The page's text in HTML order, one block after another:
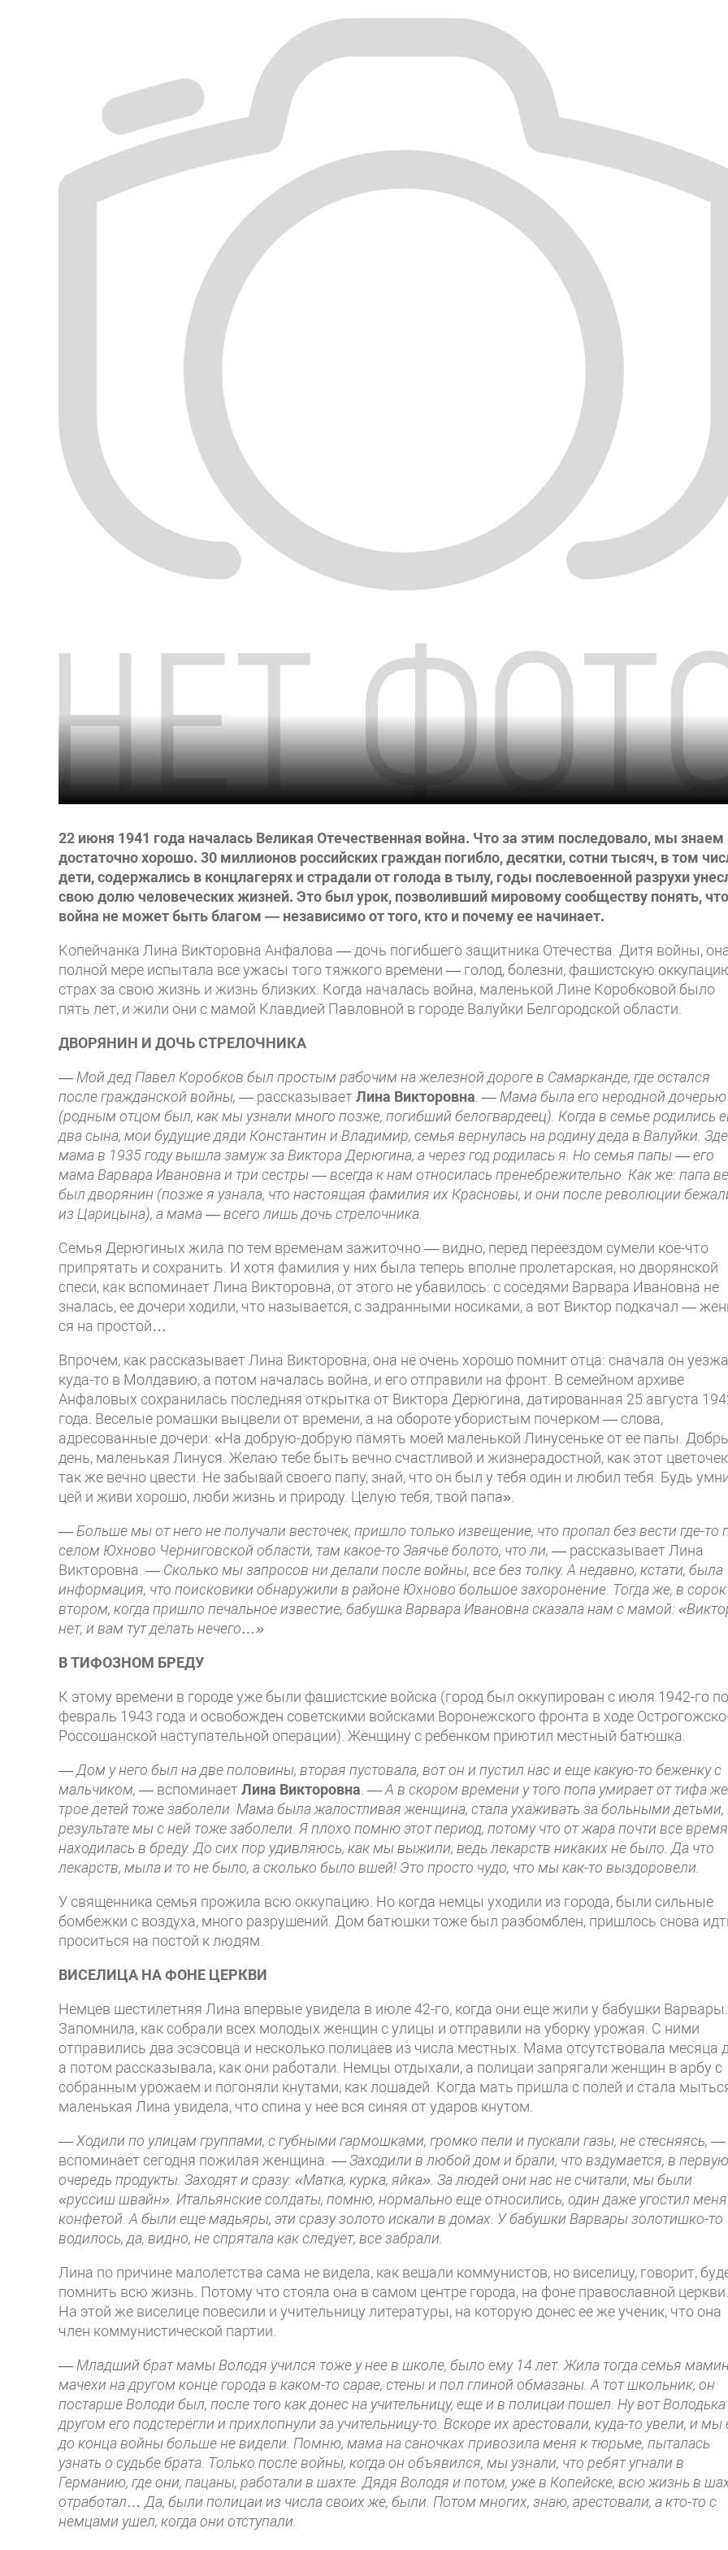
22 июня 1941 года началась Великая Отечественная война. Что за этим последовало, мы знаем
достаточно хорошо. 30 миллионов российских граждан погибло, десятки, сотни тысяч, в том
дети, содержались в концлагерях и страдали от голода в тылу, годы послевоенной разрухи
свою долю человече­ских жизней. Это был урок, позволивший мировому сообществу понять, что
война не может быть благом — независимо от того, кто и почему ее начинает.
Копейчанка Лина Викторовна Анфалова — дочь погибшего защитника Отечества. Дитя войны,
полной мере испытала все ужа­сы того тяжкого времени — голод, болезни, фашистскую
страх за свою жизнь и жизнь близких. Когда началась война, ма­ленькой Лине Коробковой было
пять лет, и жили они с мамой Клавдией Павловной в го­роде Валуйки Белгородской области.
ДВОРЯНИН И ДОЧЬ СТРЕЛОЧНИКА
—Мой дед Павел Коробков был простым рабочим на железной дороге в Самарканде, где остался
после гражданской войны, — рас­сказываетЛина Викторовна. —Мама была его неродной дочерью
(родным отцом был, как мы узнали много позже, погибший бело­гвардеец). Когда в семье родились
два сына, мои будущие дяди Константин и Вла­димир, семья вернулась на родину деда в Ва­луйки.
мама в 1935 году вышла замуж за Виктора Дерюгина, а через год родилась я. Но семья папы — его
мама Варвара Иванов­на и три сестры — всегда к нам относилась пренебрежительно. Как же: папа
был дворянин (позже я узнала, что настоящая фа­милия их Красновы, и они после революции
из Царицына), а мама — всего лишь дочь стрелочника.
Семья Дерюгиных жила по тем временам зажиточно — видно, перед переездом сумели кое-что
припрятать и сохранить. И хотя фа­милия у них была теперь вполне пролетар­ская, но дворянской
спеси, как вспоминает Лина Викторовна, от этого не убавилось: с соседями Варвара Ивановна не
зналась, ее дочери ходили, что называется, с задранны­ми носиками, а вот Виктор подкачал —
ся на простой…
Впрочем, как рассказывает Лина Вик­торовна, она не очень хорошо помнит отца: сначала он
куда-то в Молдавию, а потом началась война, и его отправили на фронт. В семейном архиве
Анфаловых со­хранилась последняя открытка от Виктора Дерюгина, датированная 25 августа
года. Веселые ромашки выцвели от вре­мени, а на обороте убористым почерком — слова,
адресованные дочери: «На добрую-добрую память моей маленькой Линусеньке от ее папы.
день, маленькая Линуся. Желаю тебе быть вечно счастливой и жизне­радостной, как этот
так же вечно цвести. Не забывай своего папу, знай, что он был у тебя один и любил тебя. Будь
цей и живи хорошо, люби жизнь и природу. Целую тебя, твой папа».
—Больше мы от него не получали весто­чек, пришло только извещение, что пропал без вести где-то
селом Юхново Черни­говской области, там какое-то Заячье болото, что ли, — рассказывает Лина
Викторовна. — Сколько мы запросов ни делали после войны, все без толку. А недавно, кстати, была
инфор­мация, что поисковики обнаружили в районе Юхново большое захоронение. Тогда же, в сорок
втором, когда пришло печальное из­вестие, бабушка Варвара Ивановна сказала нам с мамой:
нет, и вам тут делать нечего…»
В ТИФОЗНОМ БРЕДУ
К этому времени в городе уже были фа­шистские войска (город был оккупирован с июля 1942-го по
февраль 1943 года и осво­божден советскими войсками Воронежского фронта в ходе
Россошанской наступательной операции). Женщину с ре­бенком приютил местный батюшка.
— Дом у него был на две половины, вторая пустовала, вот он и пустил нас и еще какую-то беженку с
мальчиком, — вспоминаетЛина Викторовна. —А в скором времени у того попа умирает от тифа
трое детей тоже заболели. Мама была жалостливая женщи­на, стала ухаживать за больными детьми,
результате мы с ней тоже заболели. Я плохо помню этот период, потому что от жара поч­ти все время
находилась в бреду. До сих пор удивляюсь, как мы выжили, ведь лекарств ни­каких не было. Да что
лекарств, мыла и то не было, а сколько было вшей! Это просто чудо, что мы как-то выздоровели.
У священника семья прожила всю оккупа­цию. Но когда немцы уходили из города, были сильные
бомбежки с воздуха, много разру­шений. Дом батюшки тоже был разбомблен, пришлось снова
проситься на постой к людям.
ВИСЕЛИЦА НА ФОНЕ ЦЕРКВИ
Немцев шестилетняя Лина впервые уви­дела в июле 42-го, когда они еще жили у бабушки Варвары.
Запомнила, как собрали всех молодых женщин с улицы и отправили на уборку урожая. С ними
отправились два эсэ­совца и несколько полицаев из числа мест­ных. Мама отсутствовала месяца
а потом рассказывала, как они работали. Немцы от­дыхали, а полицаи запрягали женщин в арбу с
собранным урожаем и погоняли кнутами, как лошадей. Когда мать пришла с полей и стала
маленькая Лина увидела, что спина у нее вся синяя от ударов кнутом.
— Ходили по улицам группами, с губными гармошками, громко пели и пускали газы, не стесняясь, —
вспоминает сегодня пожилая женщина. —Заходили в любой дом и брали, что вздумается, в первую
очередь продук­ты. Заходят и сразу: «Матка, курка, яйка». За людей они нас не считали, мы были
«руссиш швайн». Итальянские солдаты, помню, нор­мально еще относились, один даже угостил меня
конфетой. А были еще мадьяры, эти сразу золото искали в домах. У бабушки Вар­вары золотишко-то
водилось, да, видно, не спрятала как следует, все забрали.
Лина по причине малолетства сама не ви­дела, как вешали коммунистов, но виселицу, говорит,
помнить всю жизнь. Потому что стояла она в самом центре города, на фоне православной церкви.
На этой же ви­селице повесили и учительницу литературы, на которую донес ее же ученик, что она
член коммунистической партии.
—Младший брат мамы Володя учился тоже у нее в школе, было ему 14 лет. Жила тогда семья
мачехи на другом конце города в каком-то сарае, стены и пол глиной обмазаны. А тот школьник, он
постарше Володи был, после того как до­нес на учительницу, еще и в полицаи по­шел. Ну вот Володька
другом его под­стерегли и прихлопнули за учительницу-то. Вскоре их арестовали, куда-то увели, и мы
до конца войны больше не видели. Помню, мама на саночках привозила меня к тюрьме, пыталась
узнать о судьбе брата. Только после войны, когда он объявился, мы узнали, что ребят угнали в
Германию, где они, пацаны, работали в шахте. Дядя Володя и потом, уже в Копейске, всю жизнь в
отработал… Да, были полицаи из числа своих же, были. Потом многих, знаю, арестовали, а кто-то с
немцами ушел, ког­да они отступали.